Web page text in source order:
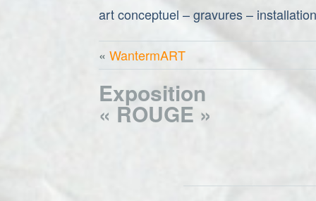
art conceptuel – gravures –
« WantermART
Exposition
« ROUGE »